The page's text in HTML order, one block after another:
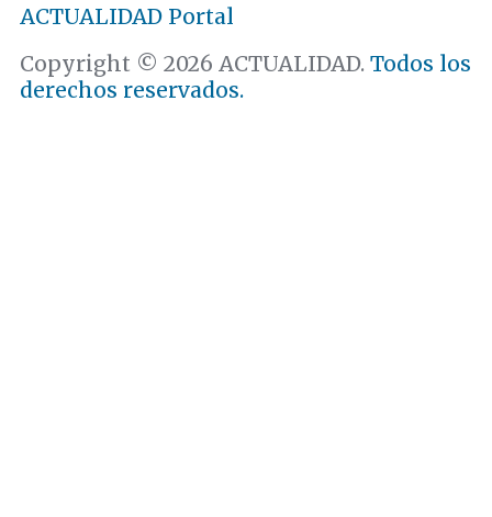
ACTUALIDAD Portal
Copyright © 2026 ACTUALIDAD. Todos los
derechos reservados.